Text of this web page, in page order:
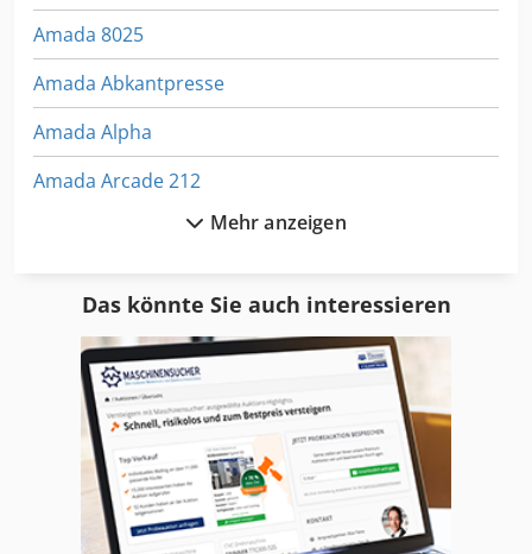
Amada 8025
Amada Abkantpresse
Amada Alpha
Amada Arcade 212
Amada Bandsäge
Amada Eml 3610
Amada Emz
Amada Emz 3610
Amada Europe 258
Mehr anzeigen
Das könnte Sie auch interessieren